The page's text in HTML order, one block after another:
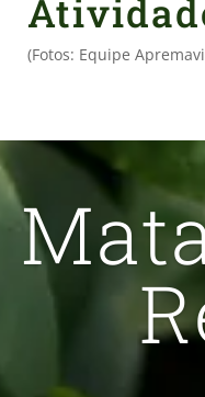
(Fotos: Equipe